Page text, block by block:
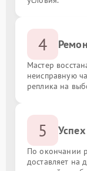
4
Мастер
неисправную
реплика на
5 Успех
По окончании
доставляет на